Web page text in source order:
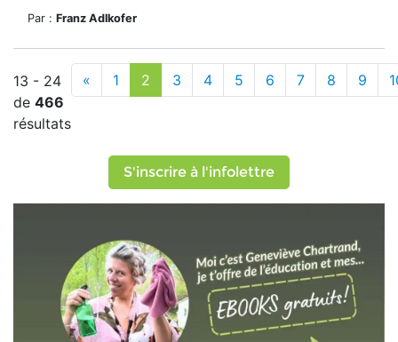
Par : Franz Adlkofer
13 - 24
de 466
résultats
« 1 2 3 4 5 6 7 8 9
S'inscrire à l'infolettre